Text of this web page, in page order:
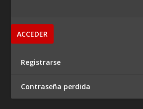
Registrarse
Contraseña perdida